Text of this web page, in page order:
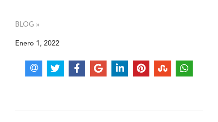
BLOG »
Enero 1, 2022